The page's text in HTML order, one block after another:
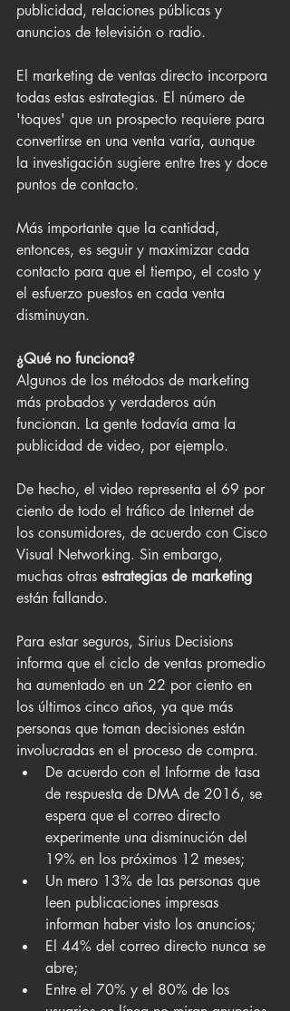
publicidad, relaciones públicas y
anuncios de televisión o radio.
El marketing de ventas directo incorpora
todas estas estrategias. El número de
'toques' que un prospecto requiere para
convertirse en una venta varía, aunque
la investigación sugiere entre tres y doce
puntos de contacto.
Más importante que la cantidad,
entonces, es seguir y maximizar cada
contacto para que el tiempo, el costo y
el esfuerzo puestos en cada venta
disminuyan.
¿Qué no funciona?
Algunos de los métodos de marketing
más probados y verdaderos aún
funcionan. La gente todavía ama la
publicidad de video, por ejemplo.
De hecho, el video representa el 69 por
ciento de todo el tráfico de Internet de
los consumidores, de acuerdo con Cisco
Visual Networking. Sin embargo,
muchas otras estrategias de marketing
están fallando.
Para estar seguros, Sirius Decisions
informa que el ciclo de ventas promedio
ha aumentado en un 22 por ciento en
los últimos cinco años, ya que más
personas que toman decisiones están
involucradas en el proceso de compra.
De acuerdo con el Informe de tasa
de respuesta de DMA de 2016, se
espera que el correo directo
experimente una disminución del
19% en los próximos 12 meses;
Un mero 13% de las personas que
leen publicaciones impresas
informan haber visto los anuncios;
El 44% del correo directo nunca se
abre;
Entre el 70% y el 80% de los